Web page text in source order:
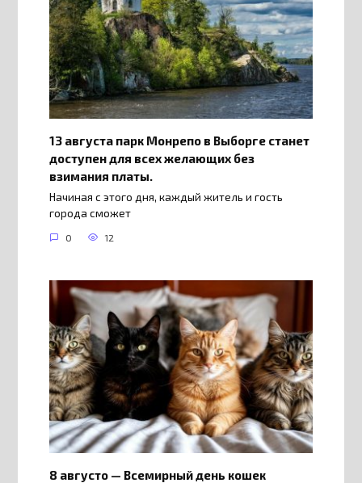
13 августа парк Монрепо в Выборге станет
доступен для всех желающих без
взимания платы.
Начиная с этого дня, каждый житель и гость
города сможет
0 12
8 августо — Всемирный день кошек